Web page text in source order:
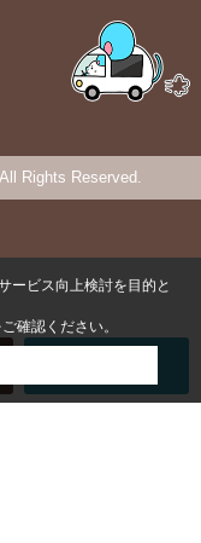
Rights Reserved.
ービス向上検討を目的と
ご確認ください。